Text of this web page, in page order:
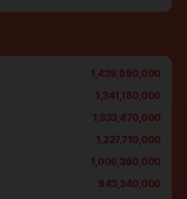
1,439,990,000
1,341,180,000
1,333,470,000
1,227,710,000
1,006,360,000
943,340,000